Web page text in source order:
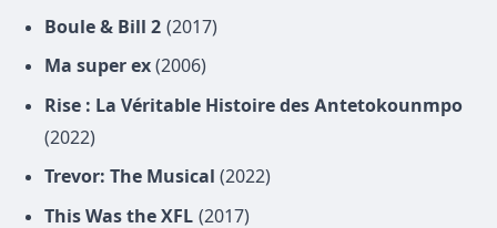
Boule & Bill 2 (2017)
Ma super ex (2006)
Rise : La Véritable Histoire des Antetokounmpo
(2022)
Trevor: The Musical (2022)
This Was the XFL (2017)